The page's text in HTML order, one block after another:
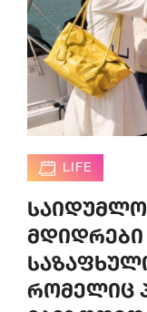
LIFE
მდიდრები
რომელიც